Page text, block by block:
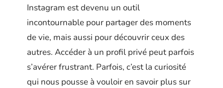
Instagram est devenu un outil
incontournable pour partager des moments
de vie, mais aussi pour découvrir ceux des
autres. Accéder à un profil privé peut parfois
s’avérer frustrant. Parfois, c’est la curiosité
qui nous pousse à vouloir en savoir plus sur